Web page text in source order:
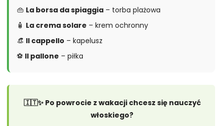
👜 La borsa da spiaggia – torba plażowa
🧴 La crema solare – krem ochronny
👒 Il cappello – kapelusz
⚽ Il pallone – piłka
🇮🇹✨ Po powrocie z wakacji chcesz się nauczyć
włoskiego?